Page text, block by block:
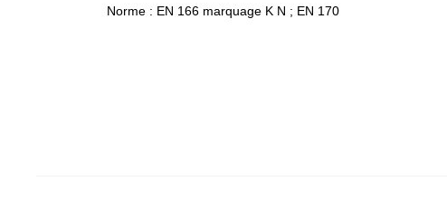
Norme : EN 166 marquage K N ; EN 170